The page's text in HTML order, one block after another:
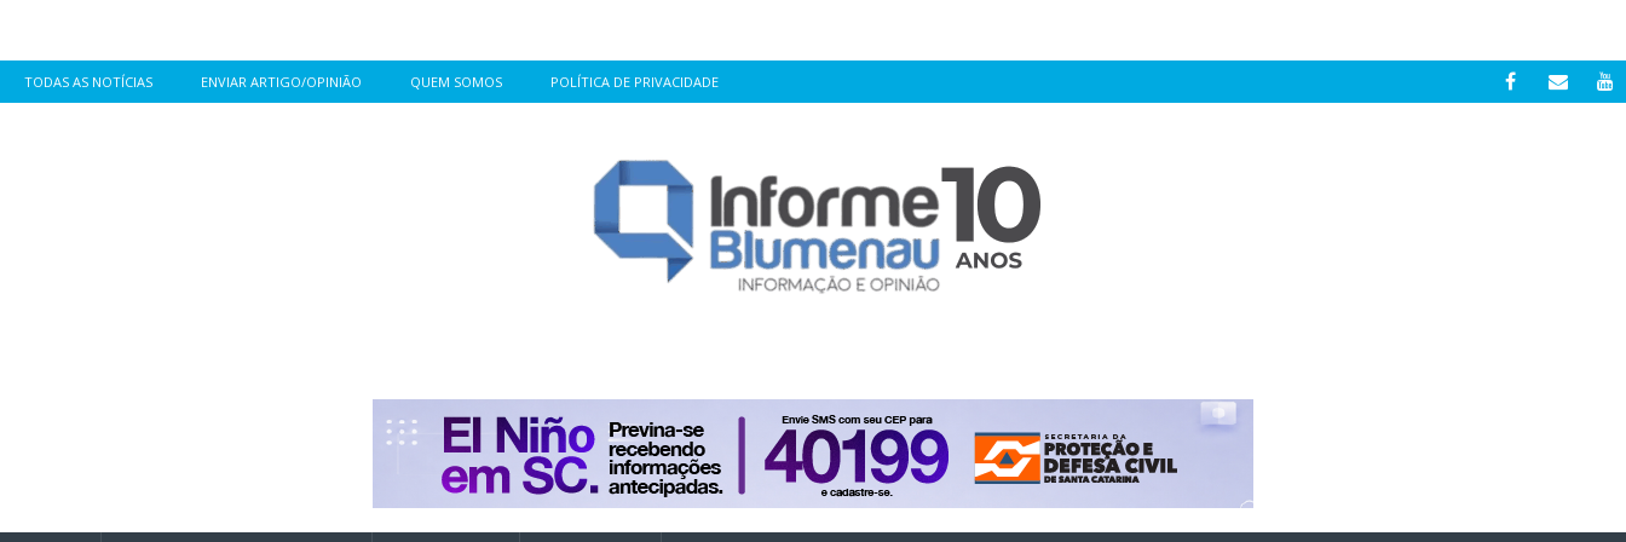
TODAS AS NOTÍCIAS ENVIAR ARTIGO/OPINIÃO QUEM SOMOS POLÍTICA DE PRIVACIDADE